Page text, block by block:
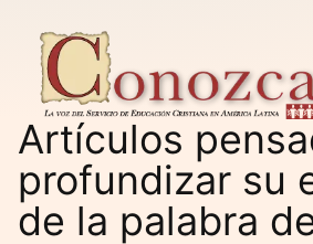
Artículos
profundizar su
de la palabra